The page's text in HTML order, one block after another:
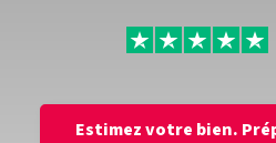
Estimez votre bien.